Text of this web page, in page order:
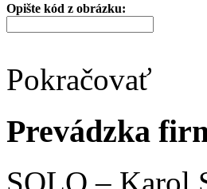
Opište kód z obrázku:
Pokračovať
Prevádzka